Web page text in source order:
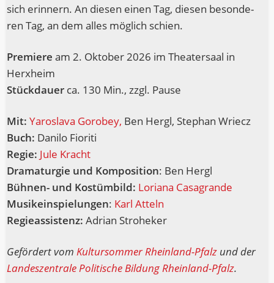
sich erin­nern. An die­sen einen Tag, die­sen beson­de­
ren Tag, an dem alles mög­lich schien.
Pre­mie­re am 2. Okto­ber 2026 im Thea­ter­saal in
Herxheim
Stück­dau­er ca. 130 Min., zzgl. Pause
Mit:Yaros­la­va Gor­obey, Ben Hergl, Ste­phan Wriecz
Buch: Dani­lo Fioriti
Regie: Jule Kracht
Dra­ma­tur­gie und Kom­po­si­ti­on: Ben Hergl
Bühnen- und Kostümbild: Loria­na Casagrande
Musik­ein­spie­lun­gen: Karl Atteln
Regie­as­sis­tenz:Adri­an Stroheker
Geför­dert vom Kul­tur­som­mer Rhein­land-Pfalz und der
Lan­des­zen­tra­le Poli­ti­sche Bil­dung Rhein­land-Pfalz.